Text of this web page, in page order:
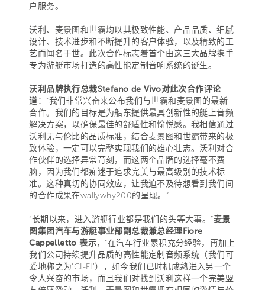
户服务。
沃利、麦景图和世霸均以其极致性能、产品品质、细腻
设计、技术进步和不断提升的客户体验，以及精致的工
艺而闻名于世。此次合作标志着首个由这三大品牌携手
专为游艇市场打造的高性能定制音响系统的诞生。
沃利品牌执行总裁Stefano de Vivo对此次合作评论
道：“我们非常兴奋来公布我们与世霸和麦景图的最新
合作。我们的目标是为船东提供最具创新性的艇上音频
解决方案，以确保最佳的舒适性和愉悦感。我相信通过
沃利无与伦比的品质标准，结合麦景图和世霸带来的极
致体验，一定可以完整实现我们的雄心壮志。沃利对合
作伙伴的选择异常苛刻，而这两个品牌的选择毫不费
脑，因为我们都痴迷于追求完美与最高级别的技术标
准。这种真切的协同效应，让我迫不及待想看到我们间
的合作成果在wallywhy200的呈现。”
“长期以来，进入游艇行业都是我们的头等大事。”麦景
图集团汽车与游艇事业部副总裁兼总经理Fiore
Cappelletto 表示，“在汽车行业累积充分经验，再加上
我们公司持续提升品质的高性能定制音频系统（我们可
爱地称之为‘CI-FI’），如今我们已时机成熟进入另一个
令人兴奋的市场，而且我们对找到沃利这样一个完美盟